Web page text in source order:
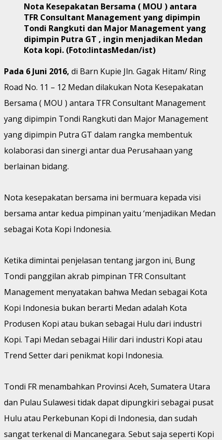
Nota Kesepakatan Bersama ( MOU ) antara
TFR Consultant Management yang dipimpin
Tondi Rangkuti dan Major Management yang
dipimpin Putra GT , ingin menjadikan Medan
Kota kopi. (Foto:lintasMedan/ist)
Pada 6 Juni 2016, di Barn Kupie Jln. Gagak Hitam/ Ring
Road No. 11 – 12 Medan dilakukan Nota Kesepakatan
Bersama ( MOU ) antara TFR Consultant Management
yang dipimpin Tondi Rangkuti dan Major Management
yang dipimpin Putra GT dalam rangka membentuk
kolaborasi dan sinergi antar dua Perusahaan yang
berlainan bidang.
Nota kesepakatan bersama ini bermuara kepada visi
bersama antar kedua pimpinan yaitu ‘menjadikan Medan
sebagai Kota Kopi Indonesia.
Ketika dimintai penjelasan tentang jargon ini, Bung
Tondi panggilan akrab pimpinan TFR Consultant
Management menyatakan bahwa Medan sebagai Kota
Kopi Indonesia bukan berarti Medan adalah Kota
Produsen Kopi atau bukan sebagai Hulu dari industri
Kopi. Tapi Medan sebagai Hilir dari industri Kopi atau
Trend Setter dari penikmat kopi Indonesia.
Tondi FR menambahkan Provinsi Aceh, Sumatera Utara
dan Pulau Sulawesi tidak dapat dipungkiri sebagai pusat
Hulu atau Perkebunan Kopi di Indonesia, dan sudah
sangat terkenal di Mancanegara. Sebut saja seperti Kopi